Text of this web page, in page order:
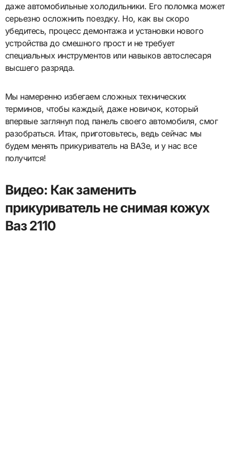
даже автомобильные холодильники. Его поломка может
серьезно осложнить поездку. Но, как вы скоро
убедитесь, процесс демонтажа и установки нового
устройства до смешного прост и не требует
специальных инструментов или навыков автослесаря
высшего разряда.
Мы намеренно избегаем сложных технических
терминов, чтобы каждый, даже новичок, который
впервые заглянул под панель своего автомобиля, смог
разобраться. Итак, приготовьтесь, ведь сейчас мы
будем менять прикуриватель на ВАЗе, и у нас все
получится!
Видео: Как заменить
прикуриватель не снимая кожух
Ваз 2110